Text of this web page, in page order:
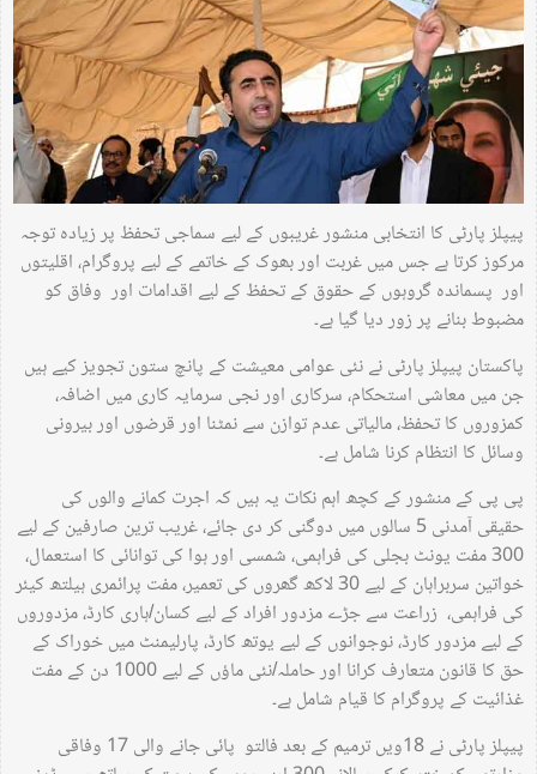
پیپلز پارٹی کا انتخابی منشور غریبوں کے لیے سماجی تحفظ پر زیادہ توجہ
مرکوز کرتا ہے جس میں غربت اور بھوک کے خاتمے کے لیے پروگرام، اقلیتوں
اور پسماندہ گروہوں کے حقوق کے تحفظ کے لیے اقدامات اور وفاق کو
مضبوط بنانے پر زور دیا گیا ہے۔
پاکستان پیپلز پارٹی نے نئی عوامی معیشت کے پانچ ستون تجویز کیے ہیں
جن میں معاشی استحکام، سرکاری اور نجی سرمایہ کاری میں اضافہ،
کمزوروں کا تحفظ، مالیاتی عدم توازن سے نمٹنا اور قرضوں اور بیرونی
وسائل کا انتظام کرنا شامل ہے۔
پی پی کے منشور کے کچھ اہم نکات یہ ہیں کہ اجرت کمانے والوں کی
حقیقی آمدنی 5 سالوں میں دوگنی کر دی جائے، غریب ترین صارفین کے لیے
300 مفت یونٹ بجلی کی فراہمی، شمسی اور ہوا کی توانائی کا استعمال،
خواتین سربراہان کے لیے 30 لاکھ گھروں کی تعمیر، مفت پرائمری ہیلتھ کیئر
کی فراہمی، زراعت سے جڑے مزدور افراد کے لیے کسان/ہاری کارڈ، مزدوروں
کے لیے مزدور کارڈ، نوجوانوں کے لیے یوتھ کارڈ، پارلیمنٹ میں خوراک کے
حق کا قانون متعارف کرانا اور حاملہ/نئی ماؤں کے لیے 1000 دن کے مفت
غذائیت کے پروگرام کا قیام شامل ہے۔
پیپلز پارٹی نے 18ویں ترمیم کے بعد فالتو پائی جانے والی 17 وفاقی